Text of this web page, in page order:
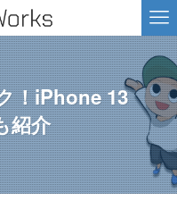
！iPhone 13
紹介